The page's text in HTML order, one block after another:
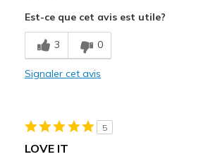
Est-ce que cet avis est utile?
3 0
Signaler cet avis
5
LOVE IT